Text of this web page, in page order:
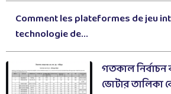
Comment les plateformes de jeu
technologie de...
গতকাল
ভোটার তালিকা